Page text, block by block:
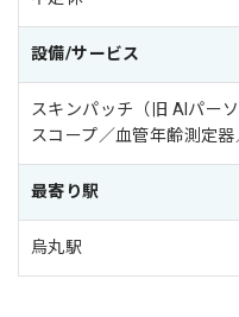
設備/サービス
スキンパッチ（旧 AIパー
スコープ／血管年齢測定
最寄り駅
烏丸駅